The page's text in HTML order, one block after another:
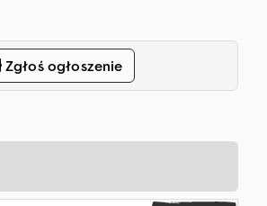
Zgłoś ogłoszenie